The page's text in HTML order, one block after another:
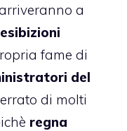
a
esibizioni
fame di
del
di molti
regna